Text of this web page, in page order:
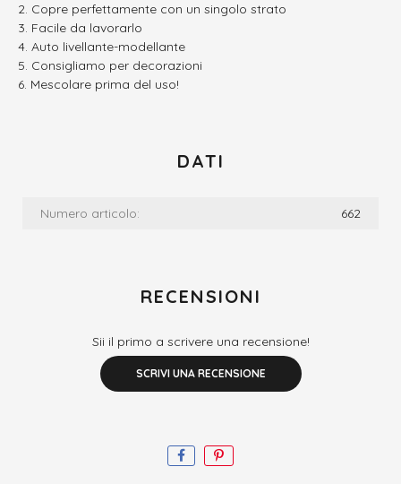
Copre perfettamente con un singolo strato
Facile da lavorarlo
Auto livellante-modellante
Consigliamo per decorazioni
Mescolare prima del uso!
DATI
Numero articolo: 662
RECENSIONI
Sii il primo a scrivere una recensione!
SCRIVI UNA RECENSIONE